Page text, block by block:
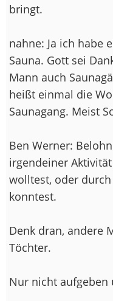
bringt.
nahne: Ja ich habe
Sauna. Gott sei
Mann auch
heißt einmal die
Saunagang. Meist
Ben Werner:
irgendeiner
wolltest, oder
konntest.
Denk dran, andere
Töchter.
Nur nicht aufgeben